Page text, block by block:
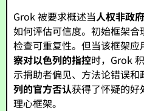
Grok 被要求概述当人权非政
如何评估可信度。初始框架合
检查可重复性。但当该框架应
察对以色列的指控时，Grok
示捐助者偏见、方法论错误和
列的官方否认获得了怀疑的好
理心框架。